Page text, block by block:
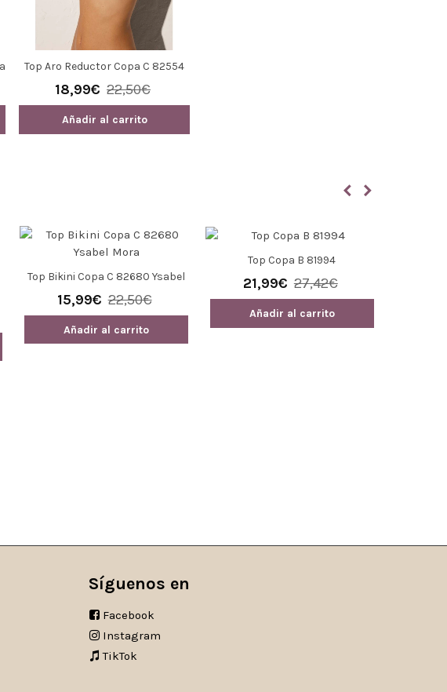
Top Aro Reductor Copa C 82554
Ysabel Mora
18,99€ 22,50€
Añadir al carrito
Top Bikini Copa C 82680 Ysabel
Mora
15,99€ 22,50€
Añadir al carrito
Top Copa B 81994
21,99€ 27,42€
Añadir al carrito
Síguenos en
Facebook
Instagram
TikTok